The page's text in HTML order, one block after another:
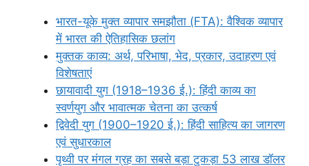
भारत-यूके मुक्त व्यापार समझौता (FTA): वैश्विक व्यापार
में भारत की ऐतिहासिक छलांग
मुक्तक काव्य: अर्थ, परिभाषा, भेद, प्रकार, उदाहरण एवं
विशेषताएं
छायावादी युग (1918–1936 ई.): हिंदी काव्य का
स्वर्णयुग और भावात्मक चेतना का उत्कर्ष
द्विवेदी युग (1900–1920 ई.): हिंदी साहित्य का जागरण
एवं सुधारकाल
पृथ्वी पर मंगल ग्रह का सबसे बड़ा टुकड़ा 53 लाख डॉलर